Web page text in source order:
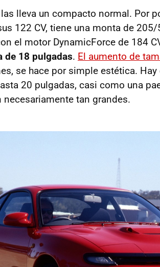
lleva un compacto normal. Por
122 CV, tiene una monta de
el motor DynamicForce de 184
de 18 pulgadas. El aumento de
se hace por simple estética.
20 pulgadas, casi como una
necesariamente tan grandes.